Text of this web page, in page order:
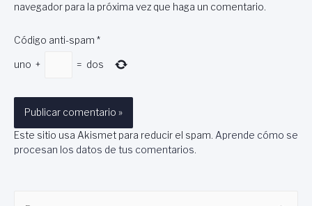
navegador para la próxima vez que haga un comentario.
Código anti-spam *
uno + = dos
Este sitio usa Akismet para reducir el spam. Aprende cómo se
procesan los datos de tus comentarios.